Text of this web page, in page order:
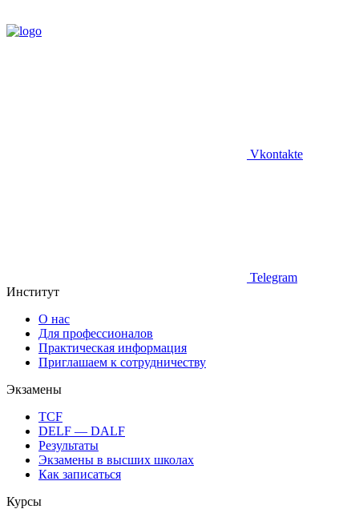
Vkontakte
Telegram
Институт
О нас
Для профессионалов
Практическая информация
Приглашаем к сотрудничеству
Экзамены
TCF
DELF — DALF
Результаты
Экзамены в высших школах
Как записаться
Курсы